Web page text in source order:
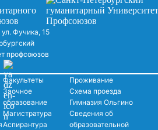
Фучика, 15
профсоюзов
Факультеты
Заочное
образование
Магистратура
Аспирантура
Проживание
Схема проезда
Гимназия Ольгино
Сведения об
образовательной